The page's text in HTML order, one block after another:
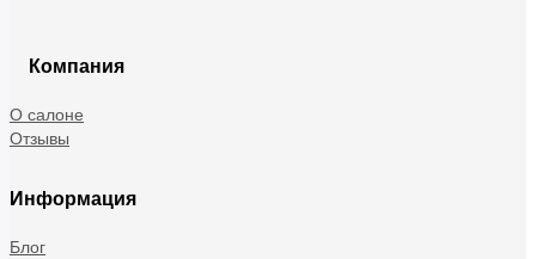
Компания
О салоне
Отзывы
Информация
Блог